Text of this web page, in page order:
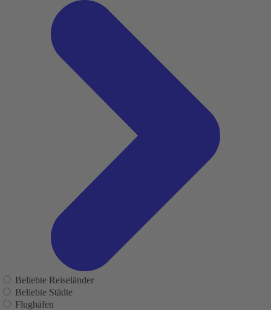
Beliebte Reiseländer
Beliebte Städte
Flughäfen